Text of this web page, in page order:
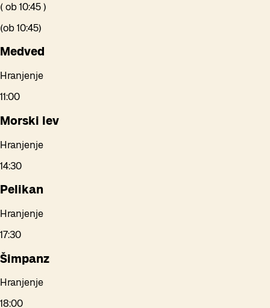
( ob 10:45 )
(ob 10:45)
Medved
Hranjenje
11:00
Morski lev
Hranjenje
14:30
Pelikan
Hranjenje
17:30
Šimpanz
Hranjenje
18:00